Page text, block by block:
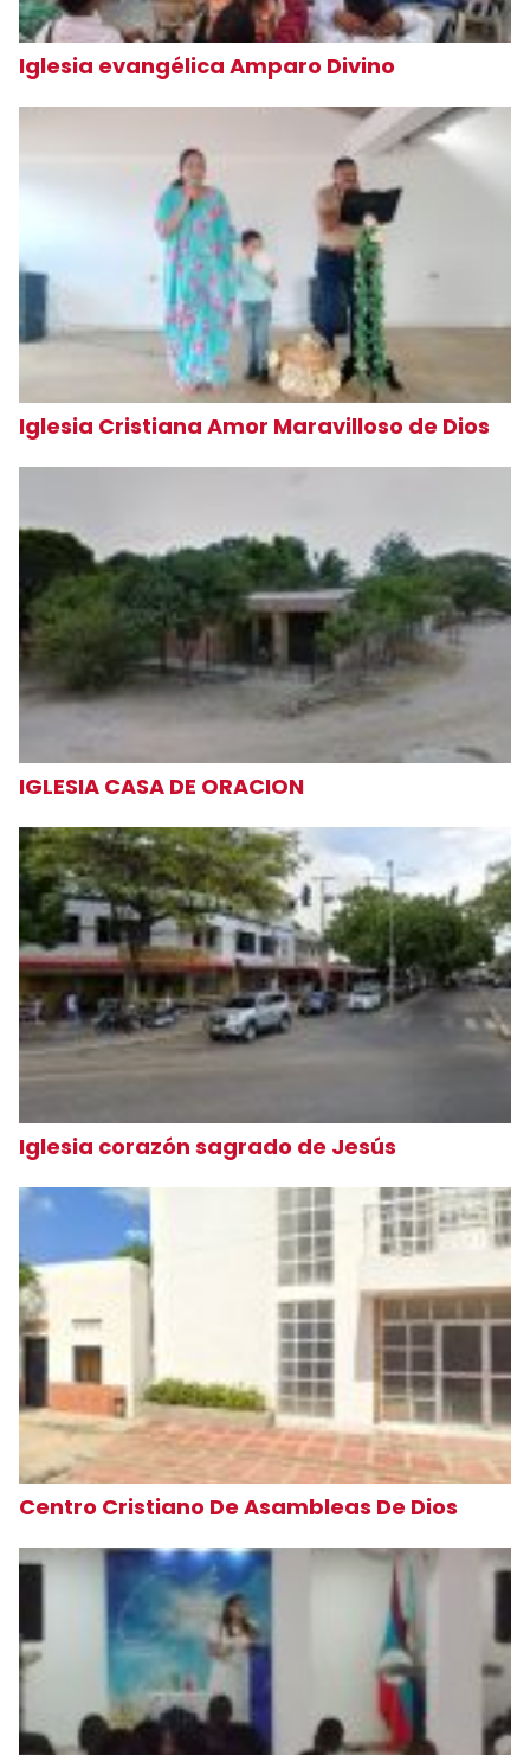
Iglesia evangélica Amparo Divino
Iglesia Cristiana Amor Maravilloso de Dios
IGLESIA CASA DE ORACION
Iglesia corazón sagrado de Jesús
Centro Cristiano De Asambleas De Dios